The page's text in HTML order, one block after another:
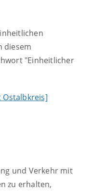
diesem
"Einheitlicher
und Verkehr mit
zu erhalten,